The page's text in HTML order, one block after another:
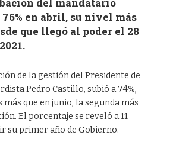
del mandatario
en abril, su nivel más
que llegó al poder el 28
de la gestión del Presidente de
Pedro Castillo, subió a 74%,
que en junio, la segunda más
El porcentaje se reveló a 11
su primer año de Gobierno.